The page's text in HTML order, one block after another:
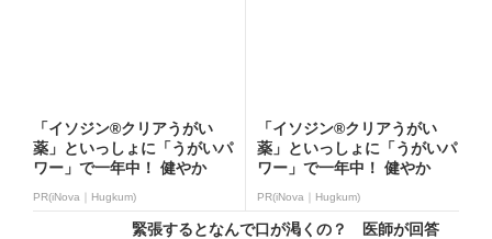
「イソジン®クリアうがい
薬」といっしょに「うがいパ
ワー」で一年中！ 健やか
PR(iNova｜Hugkum)
「イソジン®クリアうがい
薬」といっしょに「うがいパ
ワー」で一年中！ 健やか
PR(iNova｜Hugkum)
緊張するとなんで口が渇くの？ 医師が回答